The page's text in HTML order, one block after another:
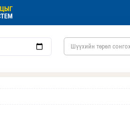
Шүүхийн төрөл сонгох